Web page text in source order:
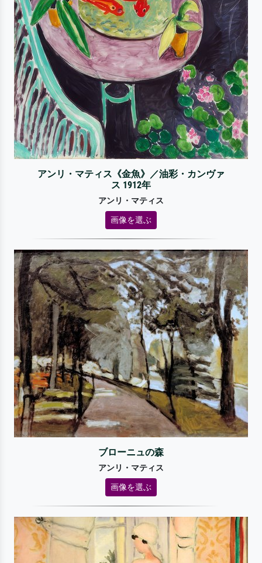
アンリ・マティス《金魚》／油彩・カンヴァ
ス 1912年
アンリ・マティス
画像を選ぶ
ブローニュの森
アンリ・マティス
画像を選ぶ